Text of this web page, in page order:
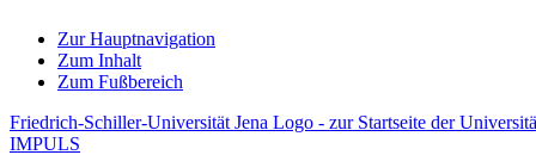
Zur Hauptnavigation
Zum Inhalt
Zum Fußbereich
Friedrich-Schiller-Universität Jena Logo - zur Startseite der
IMPULS